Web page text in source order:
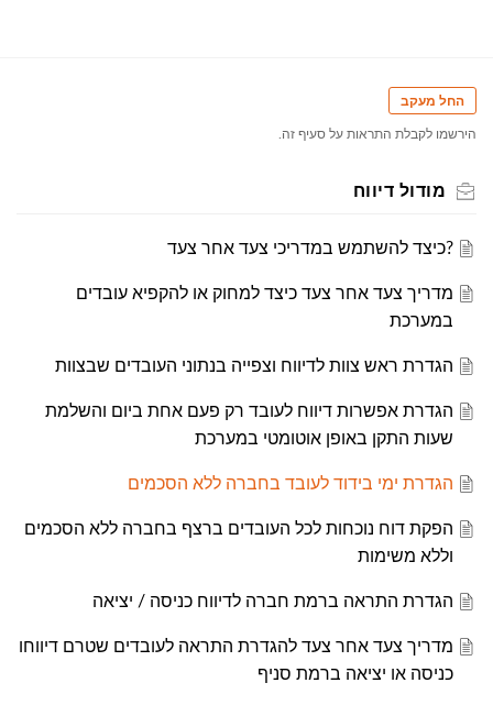
החל מעקב
הירשמו לקבלת התראות על סעיף זה.
מודול דיווח
?כיצד להשתמש במדריכי צעד אחר צעד
מדריך צעד אחר צעד כיצד למחוק או להקפיא עובדים
במערכת
הגדרת ראש צוות לדיווח וצפייה בנתוני העובדים שבצוות
הגדרת אפשרות דיווח לעובד רק פעם אחת ביום והשלמת
שעות התקן באופן אוטומטי במערכת
הגדרת ימי בידוד לעובד בחברה ללא הסכמים
הפקת דוח נוכחות לכל העובדים ברצף בחברה ללא הסכמים
וללא משימות
הגדרת התראה ברמת חברה לדיווח כניסה / יציאה
מדריך צעד אחר צעד להגדרת התראה לעובדים שטרם דיווחו
כניסה או יציאה ברמת סניף